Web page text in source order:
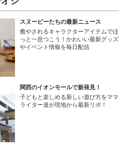
スヌーピーたちの最新ニュース
癒やされるキャラクターアイテムでほ
っと一息つこう！かわいい最新グッズ
やイベント情報を毎日配信
関西のイオンモールで新発見！
子どもと楽しめる新しい遊び方をママ
ライター達が現地から最新リポ！